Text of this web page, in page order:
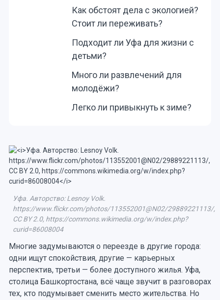
Как обстоят дела с экологией?
Стоит ли переживать?
Подходит ли Уфа для жизни с
детьми?
Много ли развлечений для
молодёжи?
Легко ли привыкнуть к зиме?
Уфа. Авторство: Lesnoy Volk.
https://www.flickr.com/photos/113552001@N02/29889221113/,
CC BY 2.0, https://commons.wikimedia.org/w/index.php?
curid=86008004
Многие задумываются о переезде в другие города:
одни ищут спокойствия, другие — карьерных
перспектив, третьи — более доступного жилья. Уфа,
столица Башкортостана, всё чаще звучит в разговорах
тех, кто подумывает сменить место жительства. Но